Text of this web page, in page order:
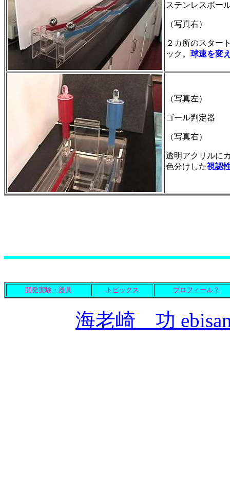
ステンレスボー
（写真右）
２カ所のスター
ック。 球速を変
（写真左）
ゴール判定器
（写真右）
透明アクリルに
色分けした視認
開発実験・器具 トピックス プロフィール？
海老崎 功